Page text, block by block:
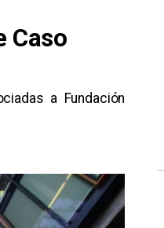
Caso
a Fundación